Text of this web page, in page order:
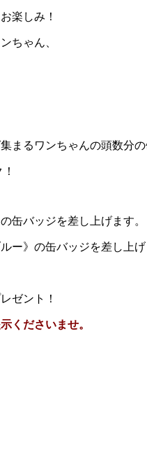
楽しみ！
ちゃん、
るワンちゃんの頭数分
缶バッジを差し上げます。
ー》の缶バッジを差し上げ
ゼント！
くださいませ。